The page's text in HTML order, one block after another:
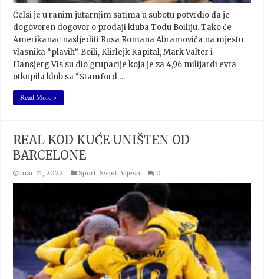
Čelsi je u ranim jutarnjim satima u subotu potvrdio da je
dogovoren dogovor o prodaji kluba Todu Boiliju. Tako će
Amerikanac nasljediti Rusa Romana Abramoviča na mjestu
vlasnika “plavih”. Boili, Klirlejk Kapital, Mark Valter i
Hansjerg Vis su dio grupacije koja je za 4,96 milijardi evra
otkupila klub sa “Stamford …
Read More »
REAL KOD KUĆE UNIŠTEN OD
BARCELONE
mar 21, 2022 Sport ,Svijet ,Vijesti 0